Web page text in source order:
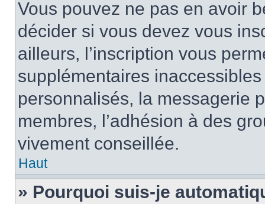
Vous pouvez ne pas en avoir
décider si vous devez vous
ailleurs, l’inscription vous
supplémentaires
personnalisés, la messagerie
membres, l’adhésion à des
vivement conseillée.
Haut
» Pourquoi suis-je